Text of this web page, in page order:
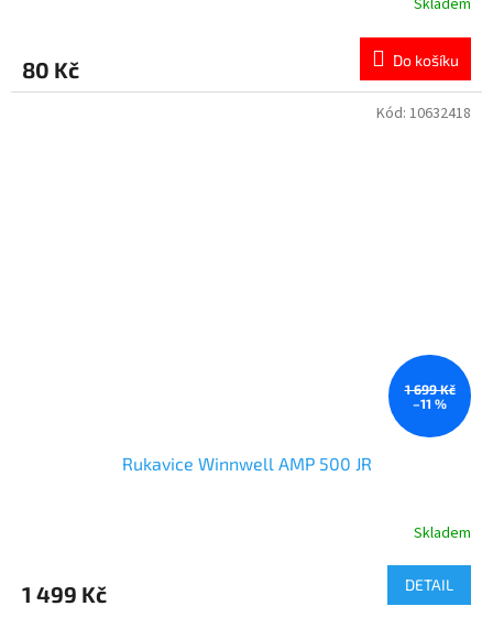
Skladem
80 Kč Do košíku
1 699 Kč
–11 %
Rukavice Winnwell AMP 500 JR
Skladem
1 499 Kč DETAIL
Kód: 10632418